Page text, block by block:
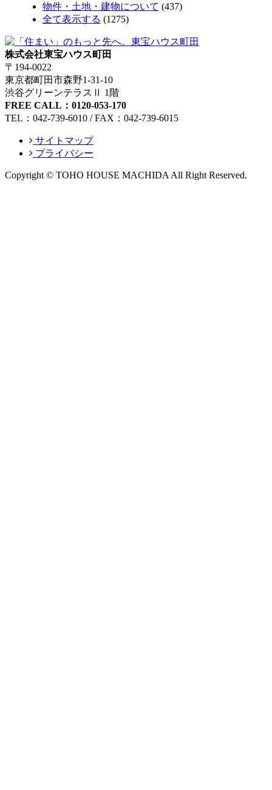
物件・土地・建物について (437)
全て表示する (1275)
株式会社東宝ハウス町田
〒194-0022
東京都町田市森野1-31-10
渋谷グリーンテラスⅡ 1階
FREE CALL：0120-053-170
TEL：042-739-6010 / FAX：042-739-6015
サイトマップ
プライバシー
Copyright © TOHO HOUSE MACHIDA All Right Reserved.